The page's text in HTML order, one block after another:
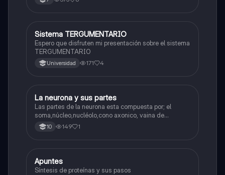
Biologia
Sistema TERGUMENTARIO
Espero que disfruten mi presentación sobre el sistema
TERGUMENTARIO
Universidad 171 4
Biologia
La neurona y sus partes
Las partes de la neurona esta compuesta por; el
soma,núcleo,nucléolo,cono axonico, vaina de
mielina,celula schwan,núcleo de schwann,nódulo de
Ranvier,terminal axonico Arborizacion terminal, botón
10 149 1
Biologia
Apuntes
Síntesis de proteínas y sus pasos